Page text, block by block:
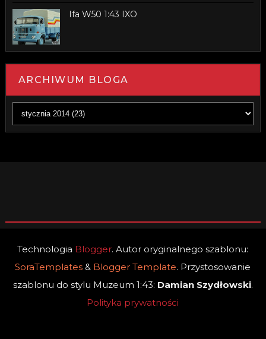
Ifa W50 1:43 IXO
ARCHIWUM BLOGA
Technologia Blogger. Autor oryginalnego szablonu:
SoraTemplates & Blogger Template. Przystosowanie
szablonu do stylu Muzeum 1:43: Damian Szydłowski.
Polityka prywatności